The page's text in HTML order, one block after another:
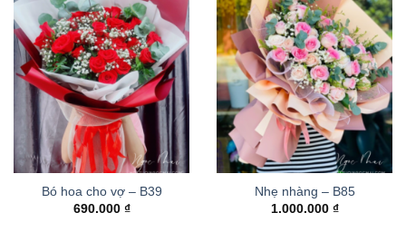
Bó hoa cho vợ – B39
690.000 ₫
Nhẹ nhàng – B85
1.000.000 ₫